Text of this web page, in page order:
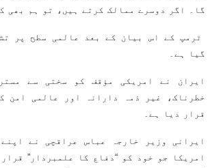
گا۔ اگر دوسرے ممالک کرتے ہیں، تو ہم بھی
ٹرمپ کے اس بیان کے بعد عالمی سطح پر
گیا ہے۔
ایران نے امریکی مؤقف کو سختی سے
خطرناک، غیر ذمہ دارانہ اور عالمی امن
قرار دیا ہے۔
ایرانی وزیر خارجہ عباس عراقچی نے
امریکا جو خود کو “دفاع کا علمبردار”